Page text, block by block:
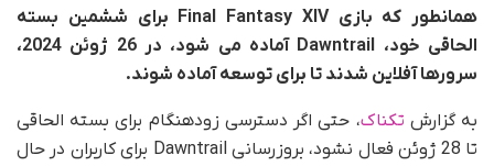
همانطور که بازی Final Fantasy XIV برای ششمین بسته
الحاقی خود، Dawntrail آماده می شود، در 26 ژوئن 2024،
سرورها آفلاین شدند تا برای توسعه آماده شوند.
به گزارش تکناک، حتی اگر دسترسی زودهنگام برای بسته الحاقی
تا 28 ژوئن فعال نشود، بروزرسانی Dawntrail برای کاربران در حال